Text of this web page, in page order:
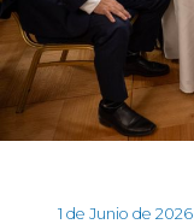
1 de Junio de 2026